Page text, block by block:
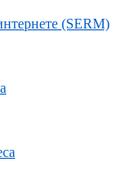
(SERM)